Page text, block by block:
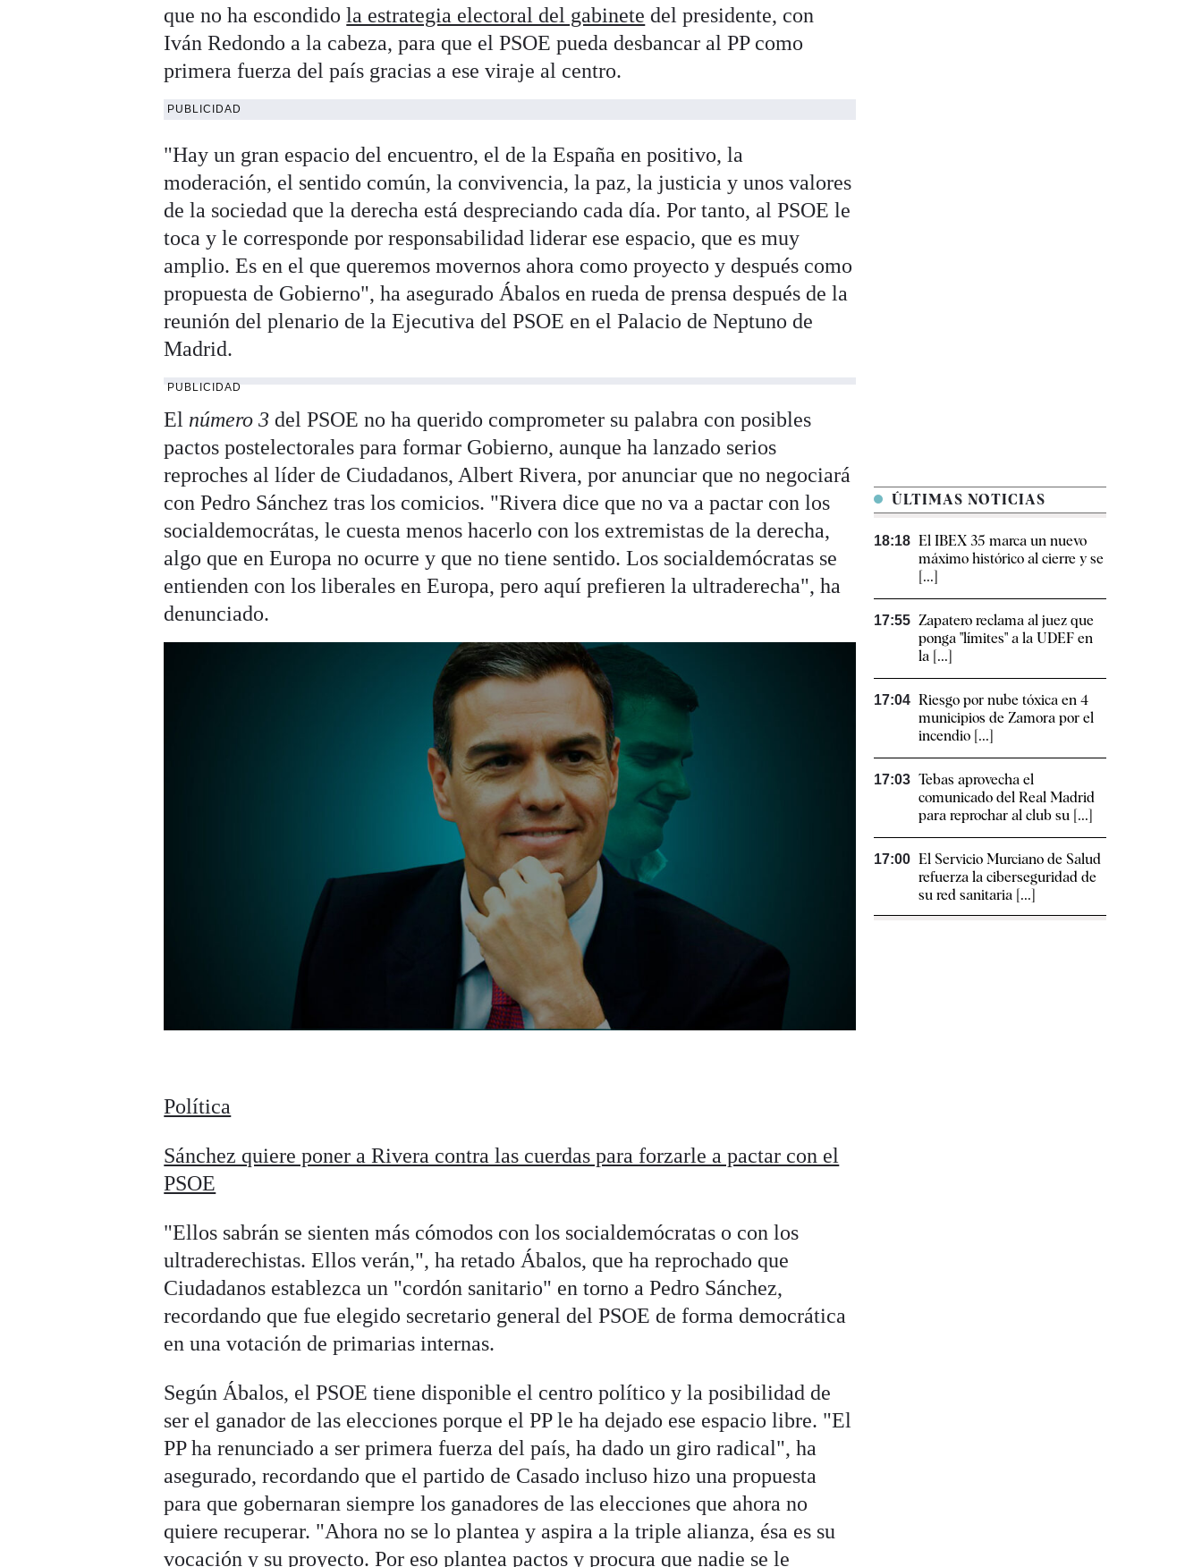
que no ha escondidola estrategia electoral del gabinete del presidente, con
Iván Redondo a la cabeza, para que el PSOE pueda desbancar al PP como
primera fuerza del país gracias a ese viraje al centro.
PUBLICIDAD
"Hay un gran espacio del encuentro, el de la España en positivo, la
moderación, el sentido común, la convivencia, la paz, la justicia y unos valores
de la sociedad que la derecha está despreciando cada día. Por tanto, al PSOE le
toca y le corresponde por responsabilidad liderar ese espacio, que es muy
amplio. Es en el que queremos movernos ahora como proyecto y después como
propuesta de Gobierno", ha asegurado Ábalos en rueda de prensa después de la
reunión del plenario de la Ejecutiva del PSOE en el Palacio de Neptuno de
Madrid.
PUBLICIDAD
El número 3 del PSOE no ha querido comprometer su palabra con posibles
pactos postelectorales para formar Gobierno, aunque ha lanzado serios
reproches al líder de Ciudadanos, Albert Rivera, por anunciar que no negociará
con Pedro Sánchez tras los comicios. "Rivera dice que no va a pactar con los
socialdemocrátas, le cuesta menos hacerlo con los extremistas de la derecha,
algo que en Europa no ocurre y que no tiene sentido. Los socialdemócratas se
entienden con los liberales en Europa, pero aquí prefieren la ultraderecha", ha
denunciado.
Política
Sánchez quiere poner a Rivera contra las cuerdas para forzarle a pactar con el
PSOE
"Ellos sabrán se sienten más cómodos con los socialdemócratas o con los
ultraderechistas. Ellos verán,", ha retado Ábalos, que ha reprochado que
Ciudadanos establezca un "cordón sanitario" en torno a Pedro Sánchez,
recordando que fue elegido secretario general del PSOE de forma democrática
en una votación de primarias internas.
Según Ábalos, el PSOE tiene disponible el centro político y la posibilidad de
ser el ganador de las elecciones porque el PP le ha dejado ese espacio libre. "El
PP ha renunciado a ser primera fuerza del país, ha dado un giro radical", ha
asegurado, recordando que el partido de Casado incluso hizo una propuesta
para que gobernaran siempre los ganadores de las elecciones que ahora no
quiere recuperar. "Ahora no se lo plantea y aspira a la triple alianza, ésa es su
vocación y su proyecto. Por eso plantea pactos y procura que nadie se le
ÚLTIMAS NOTICIAS
18:18 El IBEX 35 marca un nuevo
máximo histórico al cierre y se
[...]
17:55 Zapatero reclama al juez que
ponga "límites" a la UDEF en
la [...]
17:04 Riesgo por nube tóxica en 4
municipios de Zamora por el
incendio [...]
17:03 Tebas aprovecha el
comunicado del Real Madrid
para reprochar al club su [...]
17:00 El Servicio Murciano de Salud
refuerza la ciberseguridad de
su red sanitaria [...]